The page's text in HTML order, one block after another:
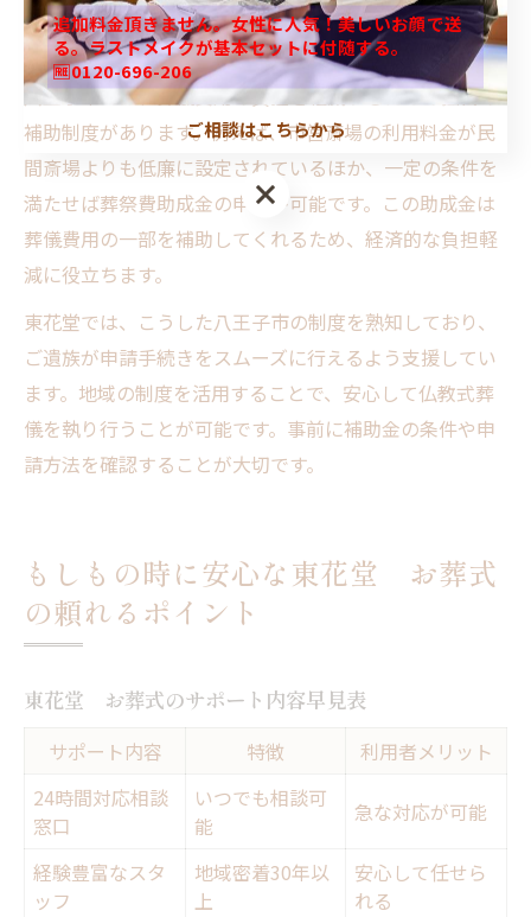
八王子市独自の費用サポート事情
八王子市では、葬儀費用の負担を軽減するための独自の
補助制度があります。例えば、市営斎場の利用料金が民
間斎場よりも低廉に設定されているほか、一定の条件を
満たせば葬祭費助成金の申請が可能です。この助成金は
葬儀費用の一部を補助してくれるため、経済的な負担軽
減に役立ちます。
東花堂では、こうした八王子市の制度を熟知しており、
ご遺族が申請手続きをスムーズに行えるよう支援してい
ます。地域の制度を活用することで、安心して仏教式葬
儀を執り行うことが可能です。事前に補助金の条件や申
請方法を確認することが大切です。
もしもの時に安心な東花堂 お葬式
の頼れるポイント
東花堂 お葬式のサポート内容早見表
サポート内容 特徴
利用者メリット
24時間対応相談
窓口
いつでも相談可
能
急な対応が可能
経験豊富なスタ
ッフ
地域密着30年以
上
安心して任せら
れる
追加料金頂きません。女性に人気！美しいお顔で送
る。ラストメイクが基本セットに付随する。
🆓0120-696-206
ご相談はこちらから